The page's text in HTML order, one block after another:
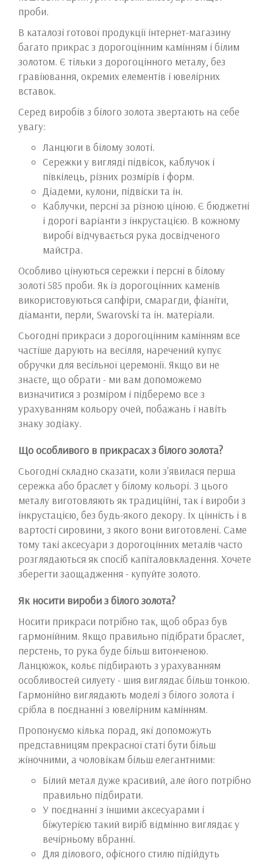
проби.
В каталозі готової продукції інтернет-магазину
багато прикрас з дорогоцінним камінням і білим
золотом. Є тільки з дорогоцінного металу, без
гравіювання, окремих елементів і ювелірних
вставок.
Серед виробів з білого золота звертають на себе
увагу:
Ланцюги в білому золоті.
Сережки у вигляді підвісок, каблучок і
півкілець, різних розмірів і форм.
Діадеми, кулони, підвіски та ін.
Каблучки, персні за різною ціною. Є бюджетні
і дорогі варіанти з інкрустацією. В кожному
виробі відчувається рука досвідченого
майстра.
Особливо цінуються сережки і персні в білому
золоті 585 проби. Як із дорогоцінних каменів
використовуються сапфіри, смарагди, фіаніти,
діаманти, перли, Swarovski та ін. матеріали.
Сьогодні прикраси з дорогоцінним камінням все
частіше дарують на весілля, наречений купує
обручки для весільної церемонії. Якщо ви не
знаєте, що обрати - ми вам допоможемо
визначитися з розміром і підберемо все з
урахуванням кольору очей, побажань і навіть
знаку зодіаку.
Що особливого в прикрасах з білого золота?
Сьогодні складно сказати, коли з'явилася перша
сережка або браслет у білому кольорі. З цього
металу виготовляють як традиційні, так і вироби з
інкрустацією, без будь-якого декору. Їх цінність і в
вартості сировини, з якого вони виготовлені. Саме
тому такі аксесуари з дорогоцінних металів часто
розглядаються як спосіб капіталовкладення. Хочете
зберегти заощадження - купуйте золото.
Як носити вироби з білого золота?
Носити прикраси потрібно так, щоб образ був
гармонійним. Якщо правильно підібрати браслет,
перстень, то рука буде більш витонченою.
Ланцюжок, кольє підбирають з урахуванням
особливостей силуету - шия виглядає більш тонкою.
Гармонійно виглядають моделі з білого золота і
срібла в поєднанні з ювелірним камінням.
Пропонуємо кілька порад, які допоможуть
представницям прекрасної статі бути більш
жіночними, а чоловікам більш елегантними:
Білий метал дуже красивий, але його потрібно
правильно підбирати.
У поєднанні з іншими аксесуарами і
біжутерією такий виріб відмінно виглядає у
вечірньому вбранні.
Для ділового, офісного стилю підійдуть